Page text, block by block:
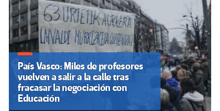
País Vasco: Miles de profesores
vuelven a salir a la calle tras
fracasar la negociación con
Educación